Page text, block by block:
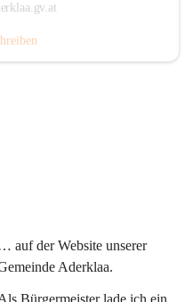
auf der Website unserer
Aderklaa.
Bürgermeister lade ich ein,